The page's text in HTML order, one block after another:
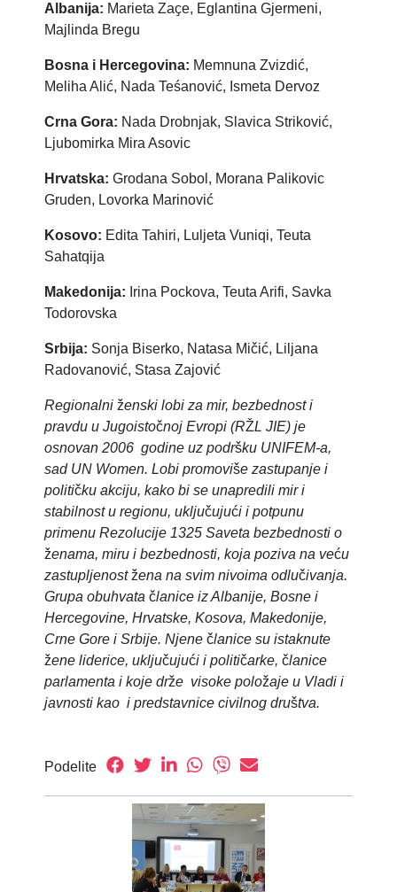
Albanija: ​Marieta Za​ҫ​e, Eglantina Gjermeni,
Majlinda Bregu
Bosna i Hercegovina: Memnuna Zvizdić,
Meliha Alić, Nada Teśanović, Ismeta Dervoz
Crna Gora: ​ Nada Drobnjak, Slavica Striković,
Ljubomirka Mira Asovic
Hrvatska: ​ Grodana Sobol, Morana Palikovic
Gruden, Lovorka Marinović
Kosovo: ​ Edita Tahiri, Luljeta Vuniqi, Teuta
Sahatqija
Makedonija: Irina Pockova, Teuta Arifi, Savka
Todorovska
Srbija: ​ Sonja Biserko, Natasa Mičić, Liljana
Radovanović, Stasa Zajović
Regionalni ženski lobi za mir, bezbednost i
pravdu u Jugoistočnoj Evropi (RŽL JIE) je
osnovan 2006 godine uz podršku UNIFEM-a,
sad UN Women. Lobi promoviše zastupanje i
političku akciju, kako bi se unapredili mir i
stabilnost u regionu, uključujući i potpunu
primenu Rezolucije 1325 Saveta bezbednosti o
ženama, miru i bezbednosti, koja poziva na veću
zastupljenostžena na svim nivoima odlučivanja.
Grupa obuhvata članice iz Albanije, Bosne i
Hercegovine, Hrvatske, Kosova, Makedonije,
Crne Gore i Srbije. Njene članice su istaknute
žene liderice, uključujući i političarke, članice
parlamenta i koje drže visoke položaje u Vladi i
javnosti kao i predstavnice civilnog društva.
Podelite